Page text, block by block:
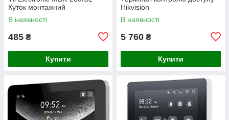
Куток монтажний
В наявності
485 ₴
Купити
Hikvision
В наявності
5 760 ₴
Купити